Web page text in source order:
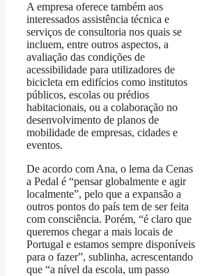
A empresa oferece também aos
interessados assistência técnica e
serviços de consultoria nos quais se
incluem, entre outros aspectos, a
avaliação das condições de
acessibilidade para utilizadores de
bicicleta em edifícios como institutos
públicos, escolas ou prédios
habitacionais, ou a colaboração no
desenvolvimento de planos de
mobilidade de empresas, cidades e
eventos.
De acordo com Ana, o lema da Cenas
a Pedal é “pensar globalmente e agir
localmente”, pelo que a expansão a
outros pontos do país tem de ser feita
com consciência. Porém, “é claro que
queremos chegar a mais locais de
Portugal e estamos sempre disponíveis
para o fazer”, sublinha, acrescentando
que “a nível da escola, um passo